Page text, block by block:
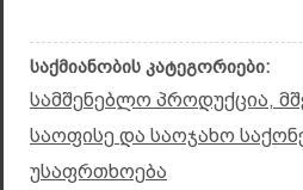
საქმიანობის კატეგორიები:
სამშენებლო პროდუქცია,
საოფისე და საოჯახო
უსაფრთხოება